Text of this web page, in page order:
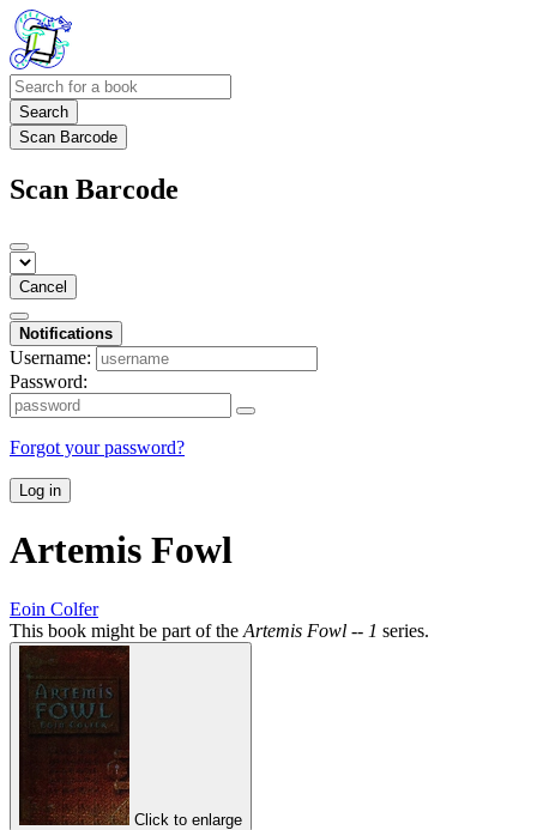
Search
Scan Barcode
Scan Barcode
Cancel
Notifications
Username:
Password:
Forgot your password?
Log in
Artemis Fowl
Eoin Colfer
This book might be part of the Artemis Fowl -- 1 series.
Click to enlarge